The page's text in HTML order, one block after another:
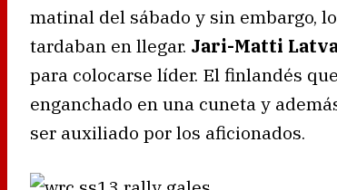
matinal del sábado y sin embargo,
tardaban en llegar. Jari-Matti
para colocarse líder. El finlandés
enganchado en una cuneta y
ser auxiliado por los aficionados.